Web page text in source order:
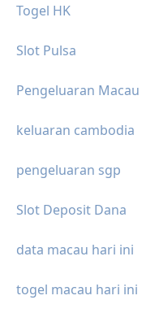
Togel HK
Slot Pulsa
Pengeluaran Macau
keluaran cambodia
pengeluaran sgp
Slot Deposit Dana
data macau hari ini
togel macau hari ini